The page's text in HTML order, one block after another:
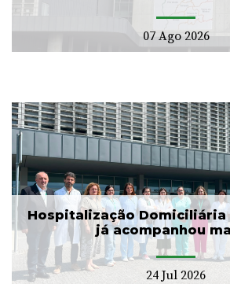
07 Ago 2026
Hospitalização Domiciliária
já acompanhou
24 Jul 2026